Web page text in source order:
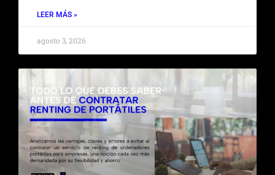
LEER MÁS »
agosto 3, 2026